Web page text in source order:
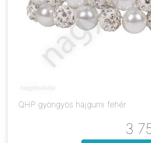
QHP gyöngyös hajgumi fehér
3